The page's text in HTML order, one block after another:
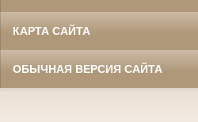
КАРТА САЙТА
ОБЫЧНАЯ ВЕРСИЯ САЙТА